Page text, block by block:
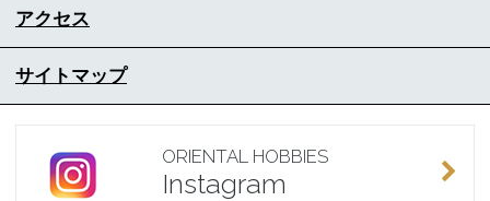
アクセス
サイトマップ
ORIENTAL HOBBIES
Instagram